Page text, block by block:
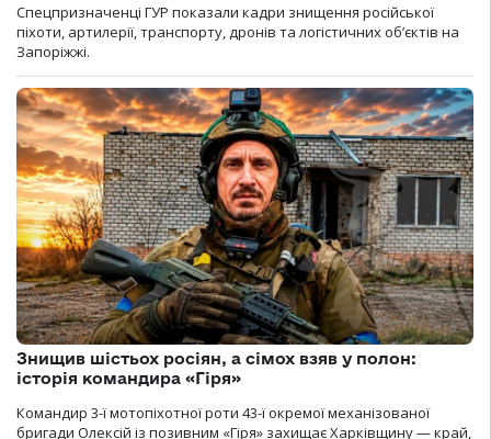
Спецпризначенці ГУР показали кадри знищення російської
піхоти, артилерії, транспорту, дронів та логістичних об’єктів на
Запоріжжі.
Знищив шістьох росіян, а сімох взяв у полон:
історія командира «Гіря»
Командир 3-ї мотопіхотної роти 43-ї окремої механізованої
бригади Олексій із позивним «Гіря» захищає Харківщину — край,